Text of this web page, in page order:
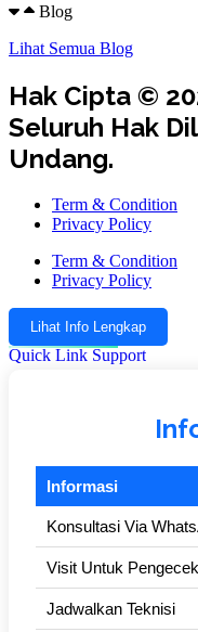
Blog
Lihat Semua Blog
Hak Cipta ©
Seluruh Hak
Undang.
Term & Condition
Privacy Policy
Term & Condition
Privacy Policy
Lihat Info Lengkap
Quick Link Support
Informasi
Konsultasi Via
Visit Untuk
Jadwalkan Teknisi